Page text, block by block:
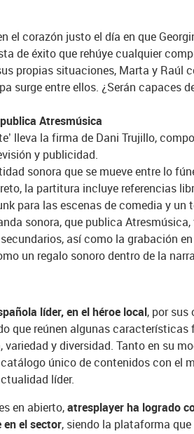
el corazón justo el día en que
de éxito que rehúye cualquier
propias situaciones, Marta y Raúl
surge entre ellos. ¿Serán capaces
Atresmúsica
lleva la firma de Dani Trujillo,
y publicidad.
sonora que se mueve entre lo
la partitura incluye referencias
para las escenas de comedia y un
sonora, que publica
así como la grabación
un regalo sonoro dentro de la
líder, en el héroe local, por sus
que reúnen algunas características
y diversidad. Tanto en su
único de contenidos con el
líder.
en abierto,atresplayer ha logrado
el sector, siendo la plataforma